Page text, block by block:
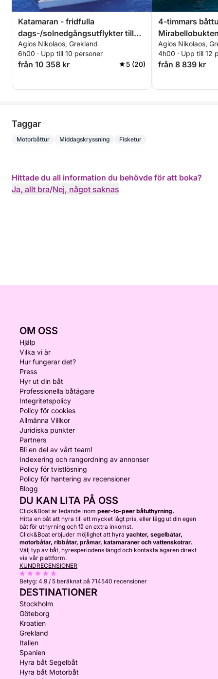
Katamaran - fridfulla
dags-/solnedgångsutflykter till
den gömda blå lagunen.
Agios Nikolaos, Grekland
6h00 · Upp till 10 personer
från 10 358 kr 5 (20)
4-timmars
Agios Nikolaos,
4h00 · Upp till 12
från 8 839 kr
Taggar
Motorbåttur Middagskryssning Fisketur
Hittade du all information du behövde för att boka?
Ja, allt bra/Nej, något saknas
OM OSS
Hjälp
Vilka vi är
Hur fungerar det?
Press
Hyr ut din båt
Professionella båtägare
Integritetspolicy
Policy för cookies
Allmänna Villkor
Juridiska punkter
Partners
Bli en del av vårt team!
Indexering och rangordning av annonser
Policy för tvistlösning
Policy för hantering av recensioner
Blogg
DU KAN LITA PÅ OSS
Click&Boat är ledande inom peer-to-peer båtuthyrning.
Hitta en båt att hyra till ett mycket lågt pris, eller lägg ut din egen
båt för uthyrning och få en extra inkomst.
Click&Boat erbjuder möjlighet att hyra yachter, segelbåtar,
motorbåtar, ribbåtar, pråmar, katamaraner och vattenskotrar.
Välj typ av båt, hyresperiodens längd och kontakta ägaren direkt
via vår plattform.
KUNDRECENSIONER
Betyg: 4.9 / 5 beräknat på 714540 recensioner
DESTINATIONER
Stockholm
Göteborg
Kroatien
Grekland
Italien
Spanien
Hyra båt Segelbåt
Hyra båt Motorbåt